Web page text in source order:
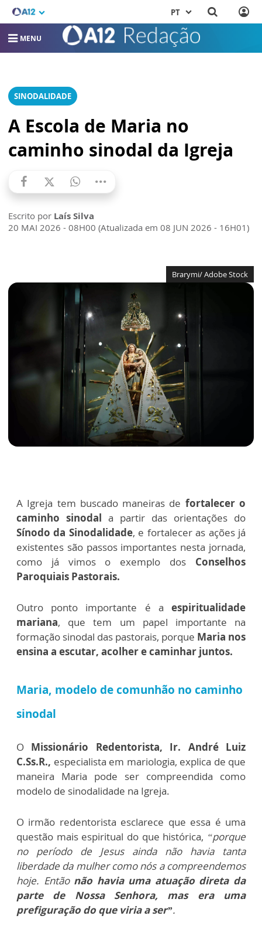
PT
MENU
SINODALIDADE
A Escola de Maria no
caminho sinodal da Igreja
Escrito por Laís Silva
20 MAI 2026 - 08H00 (Atualizada em 08 JUN 2026 - 16H01)
Brarymi/ Adobe Stock
A Igreja tem buscado maneiras de fortalecer o
caminho sinodal a partir das orientações do
Sínodo da Sinodalidade, e fortalecer as ações já
existentes são passos importantes nesta jornada,
como já vimos o exemplo dos Conselhos
Paroquiais Pastorais.
Outro ponto importante é a espiritualidade
mariana, que tem um papel importante na
formação sinodal das pastorais, porque Maria nos
ensina a escutar, acolher e caminhar juntos.
Maria, modelo de comunhão no caminho
sinodal
O Missionário Redentorista, Ir. André Luiz
C.Ss.R., especialista em mariologia, explica de que
maneira Maria pode ser compreendida como
modelo de sinodalidade na Igreja.
O irmão redentorista esclarece que essa é uma
questão mais espiritual do que histórica, “porque
no período de Jesus ainda não havia tanta
liberdade da mulher como nós a compreendemos
hoje. Então não havia uma atuação direta da
parte de Nossa Senhora, mas era uma
prefiguração do que viria a ser”.